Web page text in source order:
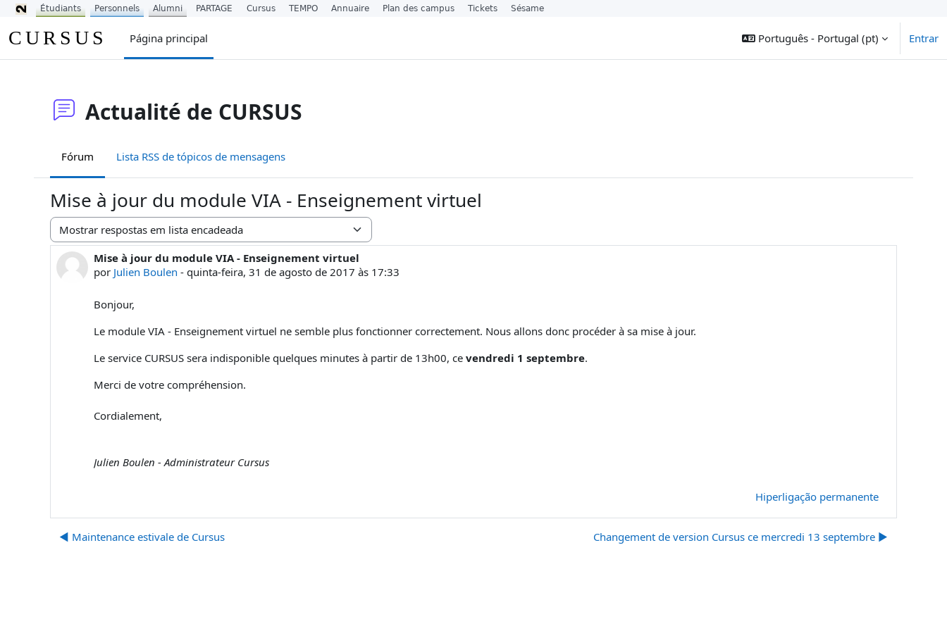
CURSUS Página principal Português - Portugal ‎(pt)‎ Entrar
Actualité de CURSUS
Fórum Lista RSS de tópicos de mensagens
Mise à jour du module VIA - Enseignement virtuel
Modo de visualização
Mise à jour du module VIA - Enseignement virtuel
por Julien Boulen - quinta-feira, 31 de agosto de 2017 às 17:33
Número de respostas: 0
Bonjour,
Le module VIA - Enseignement virtuel ne semble plus fonctionner correctement. Nous allons donc procéder à sa mise à jour.
Le service CURSUS sera indisponible quelques minutes à partir de 13h00, ce vendredi 1 septembre.
Merci de votre compréhension.
Cordialement,
Julien Boulen - Administrateur Cursus
Hiperligação permanente
◀︎ Maintenance estivale de Cursus Changement de version Cursus ce mercredi 13 septembre ▶︎
Étudiants Personnels Alumni PARTAGE Cursus TEMPO Annuaire Plan des campus Tickets Sésame